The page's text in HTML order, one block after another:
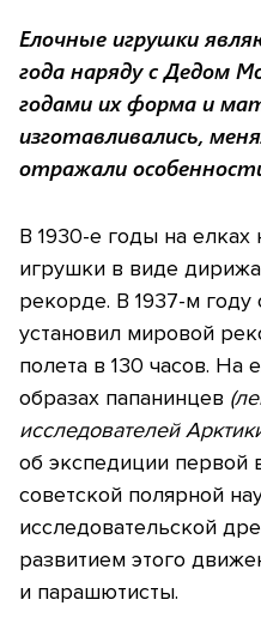
Елочные игрушки
года наряду с Дедом
годами их форма и
изготавливались,
отражали
В 1930-е годы на
игрушки в виде
рекорде. В 1937-м
установил мировой
полета в 130 часов. На
образах папанинцев
исследователей
об экспедиции первой
советской полярной
исследовательской
развитием этого
и парашютисты.